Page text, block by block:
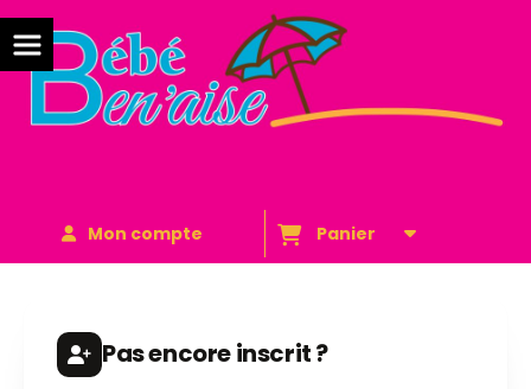
Mon compte Panier
Pas encore inscrit ?